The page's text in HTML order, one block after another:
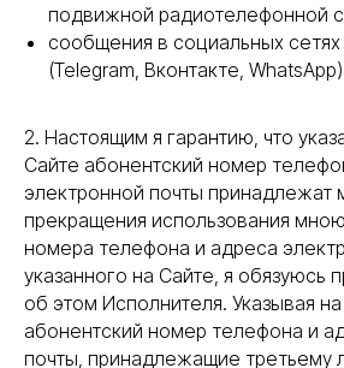
подвижной радиотелефонной
сообщения в социальных
(Telegram, Вконтакте, WhatsApp)
2. Настоящим я гарантию, что
Сайте абонентский номер
электронной почты принадлежат
прекращения использования
номера телефона и адреса
указанного на Сайте, я обязуюсь
об этом Исполнителя. Указывая
абонентский номер телефона и
почты, принадлежащие третьему